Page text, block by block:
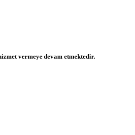
vermeye devam etmektedir.